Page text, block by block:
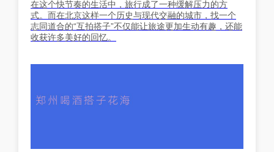
在这个快节奏的生活中，旅行成了一种缓解压力的方
式。而在北京这样一个历史与现代交融的城市，找一个
志同道合的“互拍搭子”不仅能让旅途更加生动有趣，还能
收获许多美好的回忆。